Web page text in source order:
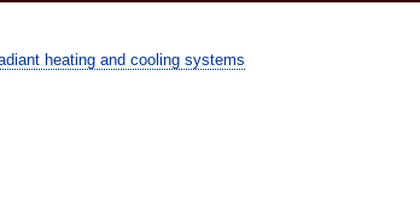
heating and cooling systems